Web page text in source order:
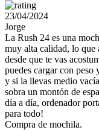
23/04/2024
Jorge
La Rush 24 es una
muy alta calidad, lo que
desde que te vas
puedes cargar con peso
y si la llevas medio
sobra un montón de
día a día, ordenador
para todo!
Compra de mochila.